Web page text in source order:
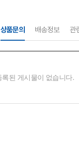
상품문의 배송정보 관